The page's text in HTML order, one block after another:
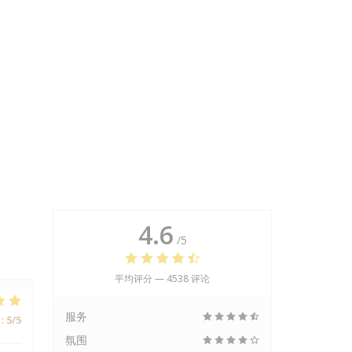
: 5/5
4.6 /5
平均评分 — 4538 评论
服务
氛围